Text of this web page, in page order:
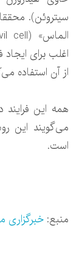
سیتروئن).
اغلب برای
از آن استفاده
همه این‌
می‌گویند این
است.
منبع:خبرگزاری